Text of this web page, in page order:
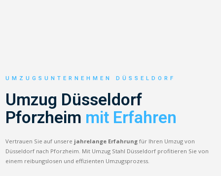
UMZUGSUNTERNEHMEN DÜSSELDORF
Umzug Düsseldorf
Pforzheim mit Erfahren
Vertrauen Sie auf unsere jahrelange Erfahrung für Ihren Umzug von
Düsseldorf nach Pforzheim. Mit Umzug Stahl Düsseldorf profitieren Sie von
einem reibungslosen und effizienten Umzugsprozess.